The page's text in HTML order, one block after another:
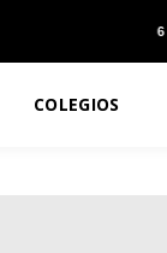
COLEGIOS